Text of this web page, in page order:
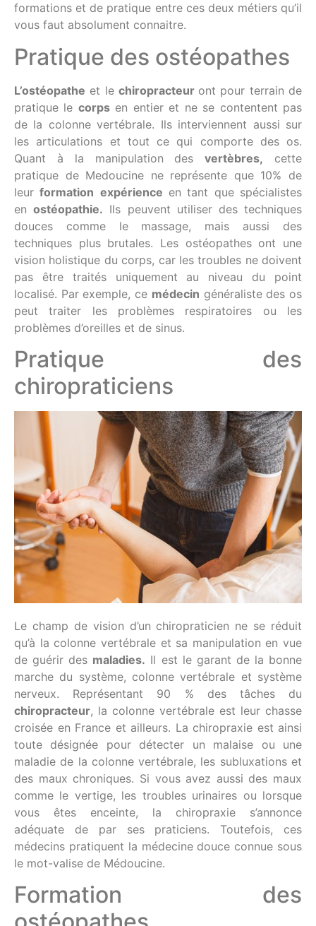
formations et de pratique entre ces deux métiers qu’il
vous faut absolument connaitre.
Pratique des ostéopathes
L’ostéopathe et le chiropracteur ont pour terrain de
pratique le corpsen entier et ne se contentent pas
de la colonne vertébrale. Ils interviennent aussi sur
les articulations et tout ce qui comporte des os.
Quant à la manipulation desvertèbres, cette
pratique de Medoucine ne représente que 10% de
leurformation expérience en tant que spécialistes
enostéopathie. Ils peuvent utiliser des techniques
douces comme le massage, mais aussi des
techniques plus brutales. Les ostéopathes ont une
vision holistique du corps, car les troubles ne doivent
pas être traités uniquement au niveau du point
localisé. Par exemple, ce médecin généraliste des os
peut traiter les problèmes respiratoires ou les
problèmes d’oreilles et de sinus.
Pratique des
chiropraticiens
Le champ de vision d’un chiropraticien ne se réduit
qu’à la colonne vertébrale et sa manipulation en vue
de guérir des maladies. Il est le garant de la bonne
marche du système, colonne vertébrale et système
nerveux. Représentant 90 % des tâches du
chiropracteur, la colonne vertébrale est leur chasse
croisée en France et ailleurs. La chiropraxie est ainsi
toute désignée pour détecter un malaise ou une
maladie de la colonne vertébrale, les subluxations et
des maux chroniques. Si vous avez aussi des maux
comme le vertige, les troubles urinaires ou lorsque
vous êtes enceinte, la chiropraxie s’annonce
adéquate de par ses praticiens. Toutefois, ces
médecins pratiquent la médecine douce connue sous
le mot-valise de Médoucine.
Formation des